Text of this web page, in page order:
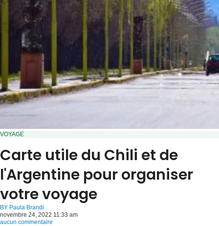
VOYAGE
Carte utile du Chili et de
l'Argentine pour organiser
votre voyage
BY Paula Brandi
novembre 24, 2022 11:33 am
aucun commentaire